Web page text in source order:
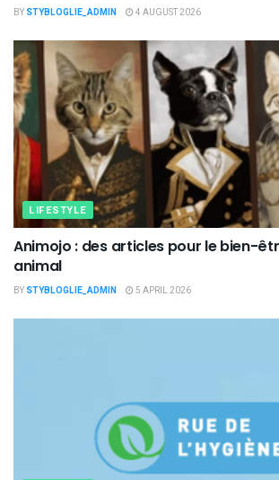
BY STYBLOGLIE_ADMIN 4 AUGUST 2026
LIFESTYLE
Animojo : des articles pour le bien-
animal
BY STYBLOGLIE_ADMIN 5 APRIL 2026